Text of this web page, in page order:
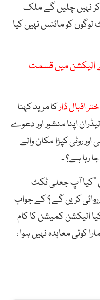
نہیں چلیں گے ملک
کو مائنس نہیں کیا
سے الیکشن میں قسمت
اقبال ڈارکا مزید کہنا
اپنا منشور اور دعوے
روٹی کپڑا مکان والے
رہا ہے؟ ۔
”کیا آپ جعلی ٹکٹ
کریں گے ؟ کے جواب
الیکشن کمیشن کا کام
کوئی معاہدہ نہیں ہوا ،